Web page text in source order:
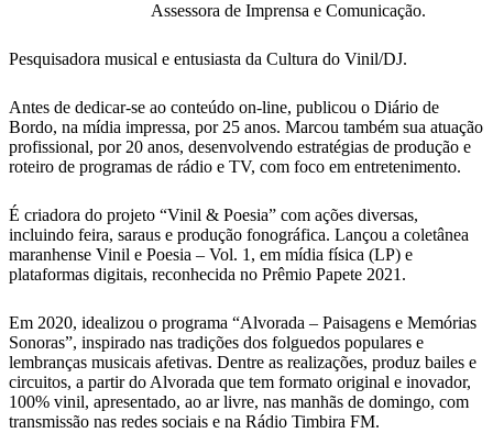
Assessora de Imprensa e Comunicação.
Pesquisadora musical e entusiasta da Cultura do Vinil/DJ.
Antes de dedicar-se ao conteúdo on-line, publicou o Diário de
Bordo, na mídia impressa, por 25 anos. Marcou também sua atuação
profissional, por 20 anos, desenvolvendo estratégias de produção e
roteiro de programas de rádio e TV, com foco em entretenimento.
É criadora do projeto “Vinil & Poesia” com ações diversas,
incluindo feira, saraus e produção fonográfica. Lançou a coletânea
maranhense Vinil e Poesia – Vol. 1, em mídia física (LP) e
plataformas digitais, reconhecida no Prêmio Papete 2021.
Em 2020, idealizou o programa “Alvorada – Paisagens e Memórias
Sonoras”, inspirado nas tradições dos folguedos populares e
lembranças musicais afetivas. Dentre as realizações, produz bailes e
circuitos, a partir do Alvorada que tem formato original e inovador,
100% vinil, apresentado, ao ar livre, nas manhãs de domingo, com
transmissão nas redes sociais e na Rádio Timbira FM.